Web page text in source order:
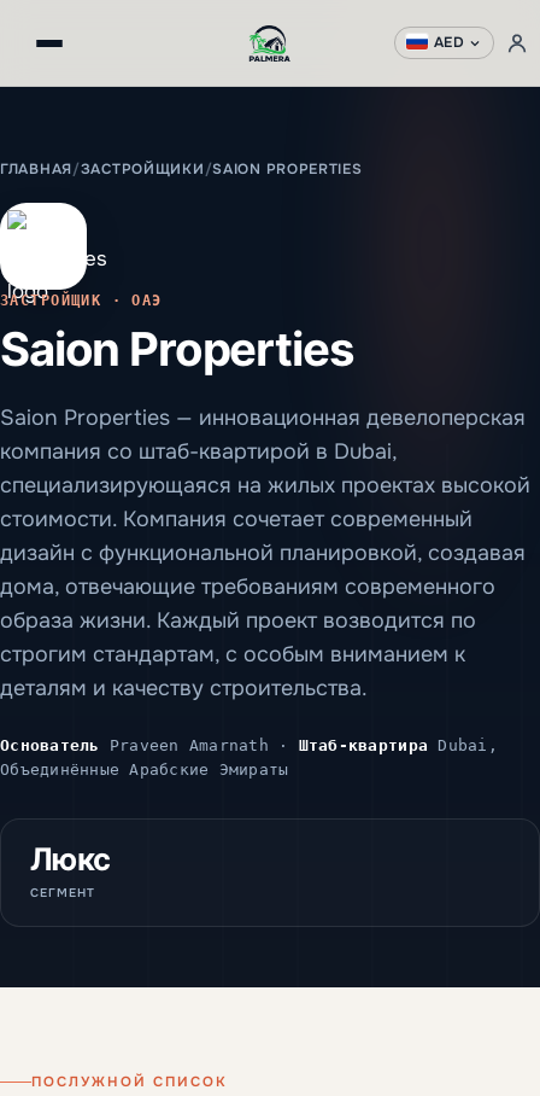
AED
ГЛАВНАЯ/ЗАСТРОЙЩИКИ /SAION PROPERTIES
ЗАСТРОЙЩИК · ОАЭ
Saion Properties
Saion Properties — инновационная девелоперская
компания со штаб-квартирой в Dubai,
специализирующаяся на жилых проектах высокой
стоимости. Компания сочетает современный
дизайн с функциональной планировкой, создавая
дома, отвечающие требованиям современного
образа жизни. Каждый проект возводится по
строгим стандартам, с особым вниманием к
деталям и качеству строительства.
Основатель Praveen Amarnath · Штаб-квартира Dubai,
Объединённые Арабские Эмираты
Люкс
СЕГМЕНТ
ПОСЛУЖНОЙ СПИСОК